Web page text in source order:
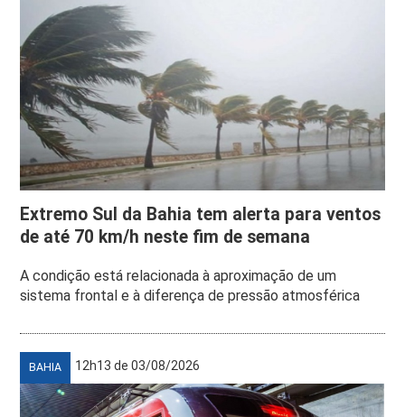
Extremo Sul da Bahia tem alerta para ventos
de até 70 km/h neste fim de semana
A condição está relacionada à aproximação de um
sistema frontal e à diferença de pressão atmosférica
BAHIA 12h13 de 03/08/2026